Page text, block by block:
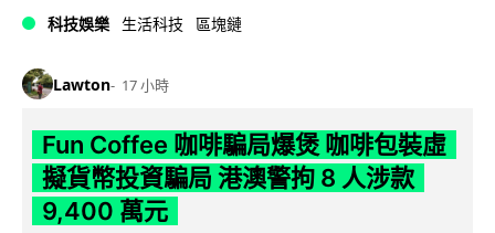
科技娛樂 生活科技 區塊鏈
Lawton 17 小時
Fun Coffee 咖啡騙局爆煲 咖啡包裝虛
擬貨幣投資騙局 港澳警拘 8 人涉款
9,400 萬元